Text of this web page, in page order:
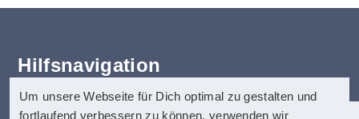
Hilfsnavigation
Erklärung zur Barrierefreiheit
Um unsere Webseite für Dich optimal zu gestalten und
fortlaufend verbessern zu können, verwenden wir